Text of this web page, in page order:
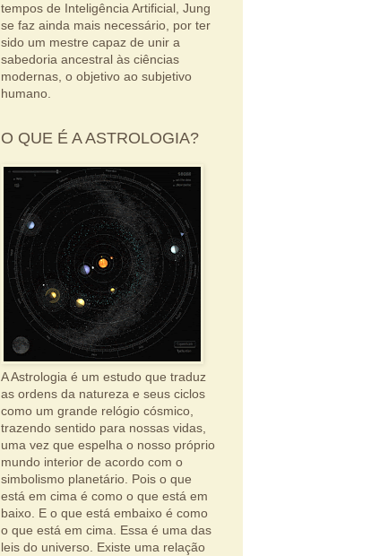
tempos de Inteligência Artificial, Jung
se faz ainda mais necessário, por ter
sido um mestre capaz de unir a
sabedoria ancestral às ciências
modernas, o objetivo ao subjetivo
humano.
O QUE É A ASTROLOGIA?
A Astrologia é um estudo que traduz
as ordens da natureza e seus ciclos
como um grande relógio cósmico,
trazendo sentido para nossas vidas,
uma vez que espelha o nosso próprio
mundo interior de acordo com o
simbolismo planetário. Pois o que
está em cima é como o que está em
baixo. E o que está embaixo é como
o que está em cima. Essa é uma das
leis do universo. Existe uma relação